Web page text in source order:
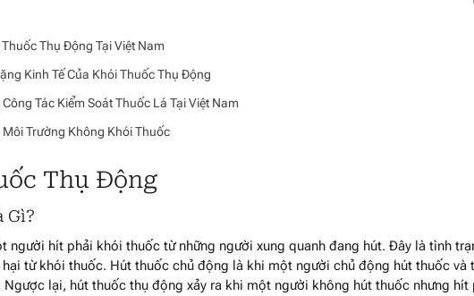
Thụ Động Tại Việt Nam
Kinh Tế Của Khói Thuốc Thụ Động
Tác Kiểm Soát Thuốc Lá Tại Việt Nam
Môi Trường Không Khói Thuốc
Thụ Động
Gì?
người hít phải khói thuốc từ những người xung quanh đang hút. Đây là tình
từ khói thuốc. Hút thuốc chủ động là khi một người chủ động hút thuốc và
lại, hút thuốc thụ động xảy ra khi một người không hút thuốc nhưng hít